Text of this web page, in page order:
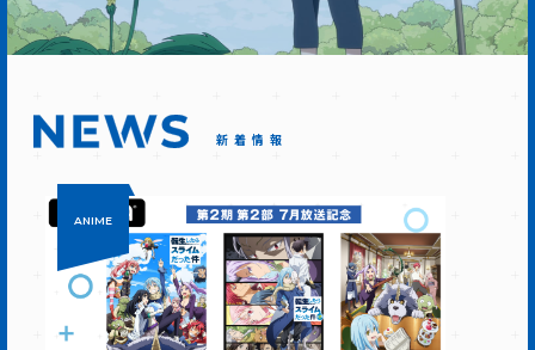
新着情報
ANIME